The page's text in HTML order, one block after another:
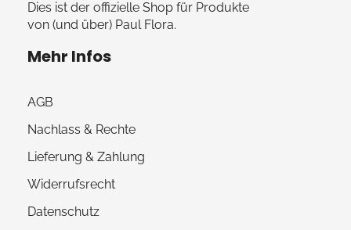
Dies ist der offizielle Shop für Produkte
von (und über) Paul Flora.
Mehr Infos
AGB
Nachlass & Rechte
Lieferung & Zahlung
Widerrufsrecht
Datenschutz